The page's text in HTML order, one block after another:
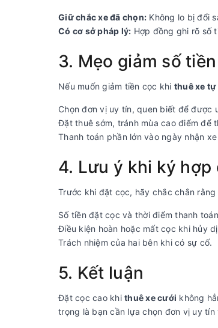
Giữ chắc xe đã chọn: Không lo bị đổi
Có cơ sở pháp lý: Hợp đồng ghi rõ số
3. Mẹo giảm số
Nếu muốn giảm tiền cọc khi thuê xe tự
Chọn đơn vị uy tín, quen biết để được
Đặt thuê sớm, tránh mùa cao điểm để
Thanh toán phần lớn vào ngày nhận
4. Lưu ý khi ký hợp
Trước khi đặt cọc, hãy chắc chắn
Số tiền đặt cọc và thời điểm thanh
Điều kiện hoàn hoặc mất cọc khi hủy
Trách nhiệm của hai bên khi có sự cố.
5. Kết luận
Đặt cọc cao khi thuê xe cưới không
trọng là bạn cần lựa chọn đơn vị uy